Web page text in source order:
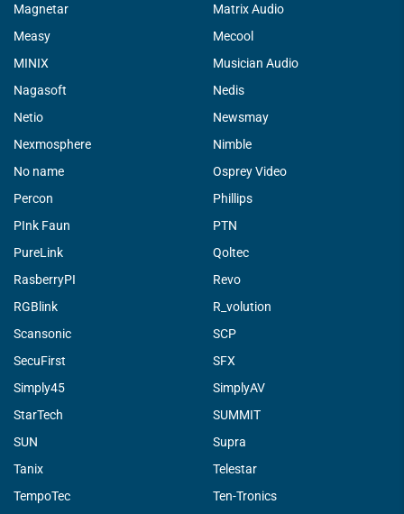
Magnetar
Matrix Audio
Measy
Mecool
MINIX
Musician Audio
Nagasoft
Nedis
Netio
Newsmay
Nexmosphere
Nimble
No name
Osprey Video
Percon
Phillips
PInk Faun
PTN
PureLink
Qoltec
RasberryPI
Revo
RGBlink
R_volution
Scansonic
SCP
SecuFirst
SFX
Simply45
SimplyAV
StarTech
SUMMIT
SUN
Supra
Tanix
Telestar
TempoTec
Ten-Tronics